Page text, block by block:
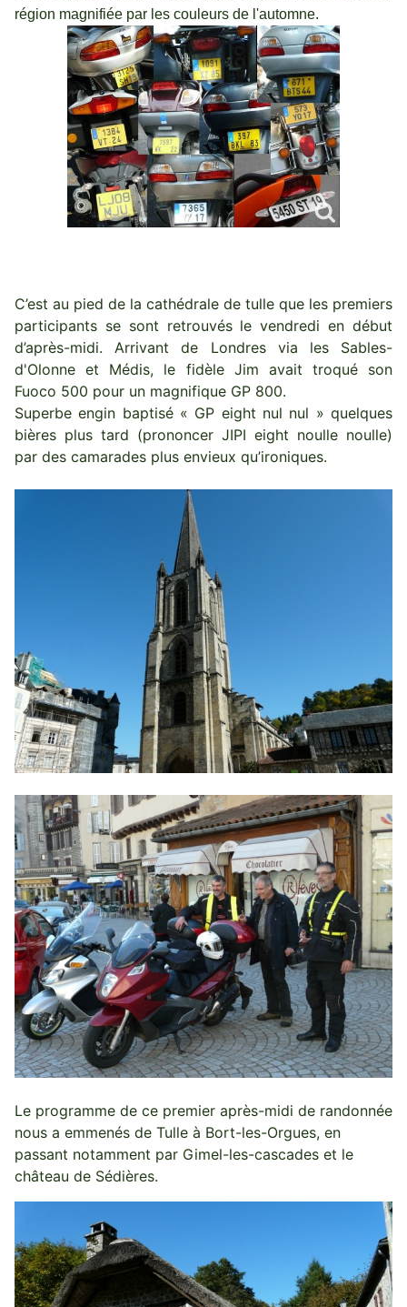
région magnifiée par les couleurs de l'automne.
C’est au pied de la cathédrale de tulle que les premiers
participants se sont retrouvés le vendredi en début
d’après-midi. Arrivant de Londres via les Sables-
d'Olonne et Médis, le fidèle Jim avait troqué son
Fuoco 500 pour un magnifique GP 800.
Superbe engin baptisé « GP eight nul nul » quelques
bières plus tard (prononcer JIPI eight noulle noulle)
par des camarades plus envieux qu’ironiques.
Le programme de ce premier après-midi de randonnée
nous a emmenés de Tulle à Bort-les-Orgues, en
passant notamment par Gimel-les-cascades et le
château de Sédières.